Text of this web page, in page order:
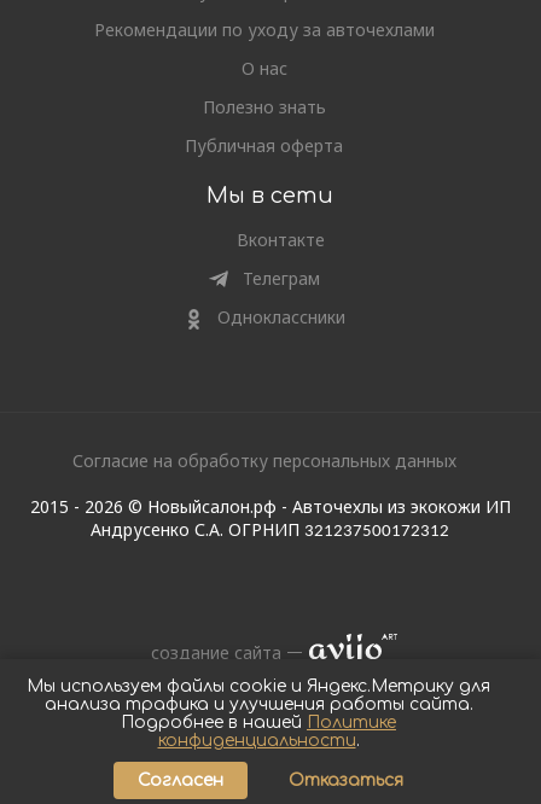
Рекомендации по уходу за авточехлами
О нас
Полезно знать
Публичная оферта
Мы в сети
Вконтакте
Телеграм
Одноклассники
Согласие на обработку персональных данных
2015 - 2026 © Новыйсалон.рф - Авточехлы из экокожи ИП
Андрусенко С.А. ОГРНИП 321237500172312
создание сайта
Мы используем файлы cookie и Яндекс.Метрику для
анализа трафика и улучшения работы сайта.
Подробнее в нашей
Политике
конфиденциальности.
Согласен Отказаться